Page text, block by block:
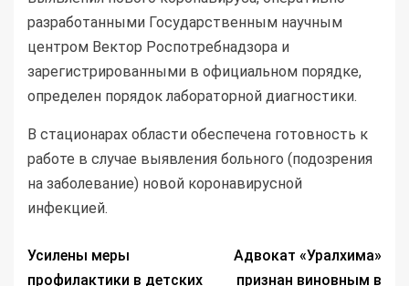
разработанными Государственным научным
центром Вектор Роспотребнадзора и
зарегистрированными в официальном порядке,
определен порядок лабораторной диагностики.
В стационарах области обеспечена готовность к
работе в случае выявления больного (подозрения
на заболевание) новой коронавирусной
инфекцией.
Усилены меры
профилактики в детских
Адвокат «Уралхима»
признан виновным в